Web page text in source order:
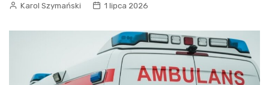
Karol Szymański 1 lipca 2026